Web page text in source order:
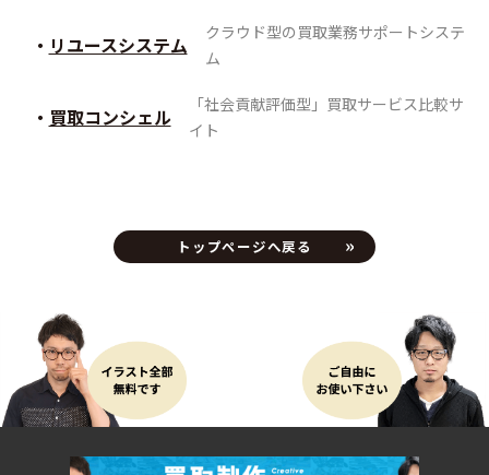
リユースシステム
クラウド型の買取業務サポートシステ
ム
買取コンシェル
「社会貢献評価型」買取サービス比較サ
イト
トップページへ戻る